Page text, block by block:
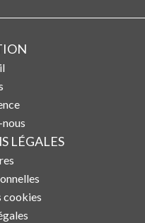
LÉGALES
cookies